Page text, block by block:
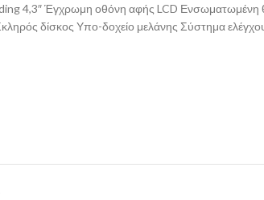
4,3″ Έγχρωμη οθόνη αφής LCD Ενσωματωμένη
δίσκος Υπο-δοχείο μελάνης Σύστημα